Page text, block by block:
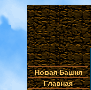
Новая Башня
Главная